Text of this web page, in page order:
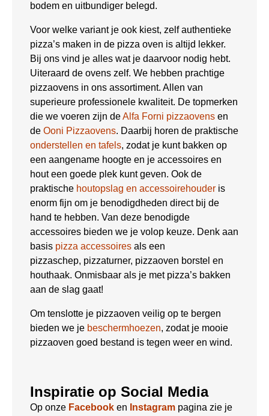
bodem en uitbundiger belegd.
Voor welke variant je ook kiest, zelf authentieke
pizza’s maken in de pizza oven is altijd lekker.
Bij ons vind je alles wat je daarvoor nodig hebt.
Uiteraard de ovens zelf. We hebben prachtige
pizzaovens in ons assortiment. Allen van
superieure professionele kwaliteit. De topmerken
die we voeren zijn deAlfa Forni pizzaovens en
de Ooni Pizzaovens. Daarbij horen de praktische
onderstellen en tafels, zodat je kunt bakken op
een aangename hoogte en je accessoires en
hout een goede plek kunt geven. Ook de
praktische houtopslag en accessoirehouder is
enorm fijn om je benodigdheden direct bij de
hand te hebben. Van deze benodigde
accessoires bieden we je volop keuze. Denk aan
basis pizza accessoires als een
pizzaschep, pizzaturner, pizzaoven borstel en
houthaak. Onmisbaar als je met pizza’s bakken
aan de slag gaat!
Om tenslotte je pizzaoven veilig op te bergen
bieden we je beschermhoezen, zodat je mooie
pizzaoven goed bestand is tegen weer en wind.
Inspiratie op Social Media
Op onze Facebook en Instagram pagina zie je